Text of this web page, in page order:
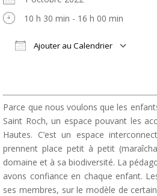
10 h 30 min - 16 h 00 min
Ajouter au Calendrier
Parce que nous voulons que les
Saint Roch, un espace pouvant les
Hautes. C’est un espace
prennent place petit à petit
domaine et à sa biodiversité. La
avons confiance en chaque enfant.
ses membres, sur le modèle de